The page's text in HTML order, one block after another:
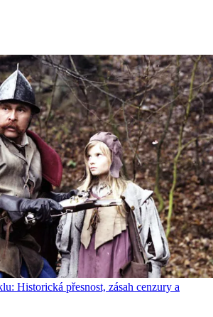
Historická přesnost, zásah cenzury a